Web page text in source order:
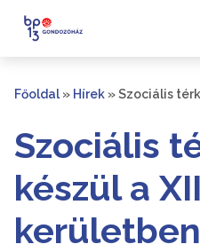
Főoldal » Hírek »Szociális
Szociális
készül a
kerületben